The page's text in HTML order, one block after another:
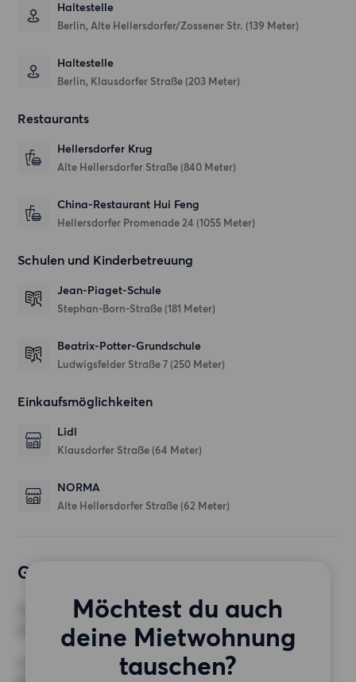
Haltestelle
Berlin, Alte Hellersdorfer/Zossener Str. (139 Meter)
Haltestelle
Berlin, Klausdorfer Straße (203 Meter)
Restaurants
Hellersdorfer Krug
Alte Hellersdorfer Straße (840 Meter)
China-Restaurant Hui Feng
Hellersdorfer Promenade 24 (1055 Meter)
Schulen und Kinderbetreuung
Jean-Piaget-Schule
Stephan-Born-Straße (181 Meter)
Beatrix-Potter-Grundschule
Ludwigsfelder Straße 7 (250 Meter)
Einkaufsmöglichkeiten
Lidl
Klausdorfer Straße (64 Meter)
NORMA
Alte Hellersdorfer Straße (62 Meter)
Gewünschte Wohnung
Möchtest du auch
deine Mietwohnung
tauschen?
3 Zimmer
MINDESTANZAHL AN QUADRATMETERN